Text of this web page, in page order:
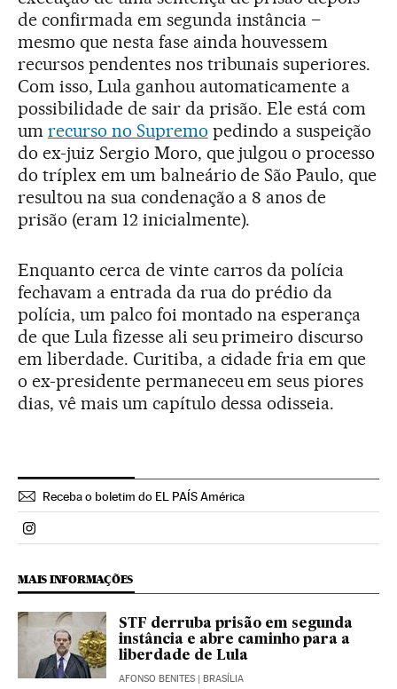
de confirmada em segunda instância –
mesmo que nesta fase ainda houvessem
recursos pendentes nos tribunais superiores.
Com isso, Lula ganhou automaticamente a
possibilidade de sair da prisão. Ele está com
um recurso no Supremo pedindo a suspeição
do ex-juiz Sergio Moro, que julgou o processo
do tríplex em um balneário de São Paulo, que
resultou na sua condenação a 8 anos de
prisão (eram 12 inicialmente).
Enquanto cerca de vinte carros da polícia
fechavam a entrada da rua do prédio da
polícia, um palco foi montado na esperança
de que Lula fizesse ali seu primeiro discurso
em liberdade. Curitiba, a cidade fria em que
o ex-presidente permaneceu em seus piores
dias, vê mais um capítulo dessa odisseia.
Receba o boletim do EL PAÍS América
Politica El País Brasil en Instagram
MAIS INFORMAÇÕES
STF derruba prisão em segunda
instância e abre caminho para a
liberdade de Lula
AFONSO BENITES | BRASÍLIA